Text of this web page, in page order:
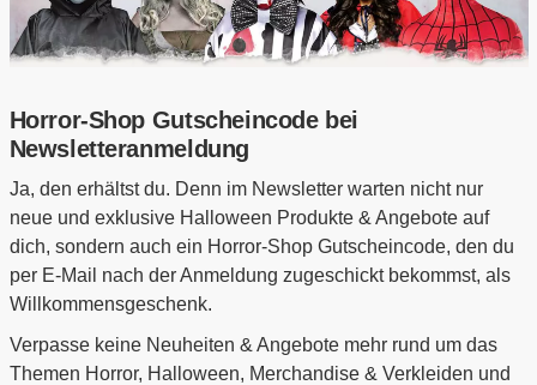
Horror-Shop Gutscheincode bei
Newsletteranmeldung
Ja, den erhältst du. Denn im Newsletter warten nicht nur
neue und exklusive Halloween Produkte & Angebote auf
dich, sondern auch ein Horror-Shop Gutscheincode, den du
per E-Mail nach der Anmeldung zugeschickt bekommst, als
Willkommensgeschenk.
Verpasse keine Neuheiten & Angebote mehr rund um das
Themen Horror, Halloween, Merchandise & Verkleiden und